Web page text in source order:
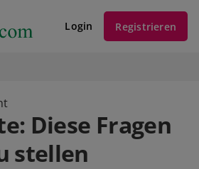
Login Registrieren
Diese Fragen
stellen